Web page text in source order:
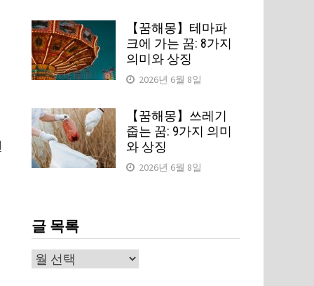
【꿈해몽】테마파
크에 가는 꿈: 8가지
의미와 상징
2026년 6월 8일
【꿈해몽】쓰레기
줍는 꿈: 9가지 의미
와 상징
2026년 6월 8일
글 목록
글